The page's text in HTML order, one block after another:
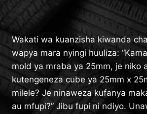
Wakati wa kuanzisha kiwanda
wapya mara nyingi huuliza:
mold ya mraba ya 25mm, je niko
kutengeneza cube ya 25mm x
milele? Je ninaweza kufanya
au mfupi?” Jibu fupi ni ndiyo.